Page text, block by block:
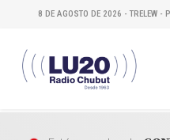
8 DE AGOSTO DE 2026 - TRELEW -